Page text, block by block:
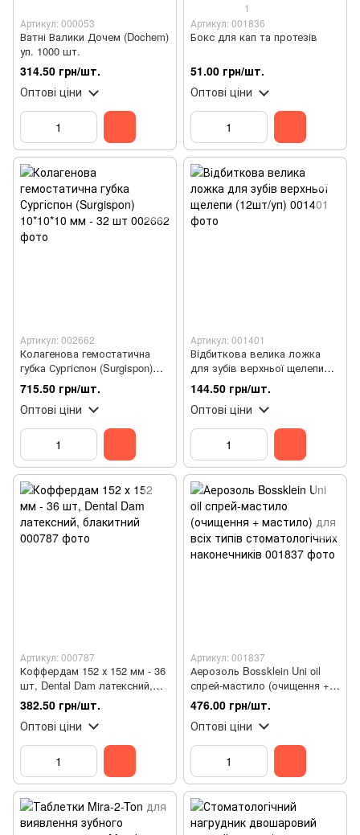
Артикул: 000053
Ватні Валики Дочем (Dochem)
уп. 1000 шт.
314.50 грн/шт.
Оптові ціни
1
Артикул: 001836
Бокс для кап та протезів
51.00 грн/шт.
Оптові ціни
Артикул: 002662
Колагенова гемостатична
губка Сургіспон (Surgispon)
10*10*10 мм - 32 шт
715.50 грн/шт.
Оптові ціни
Артикул: 001401
Відбиткова велика ложка
для зубів верхньої щелепи
(12шт/уп)
144.50 грн/шт.
Оптові ціни
Артикул: 000787
Коффердам 152 х 152 мм - 36
шт, Dental Dam латексний,
блакитний
382.50 грн/шт.
Оптові ціни
Артикул: 001837
Аерозоль Bossklein Uni oil
спрей-мастило (очищення +
мастило) для всіх типів
стоматологічних
наконечників
476.00 грн/шт.
Оптові ціни